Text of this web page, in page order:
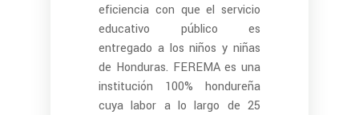
eficiencia con que el servicio
educativo público es
entregado a los niños y niñas
de Honduras. FEREMA es una
institución 100% hondureña
cuya labor a lo largo de 25